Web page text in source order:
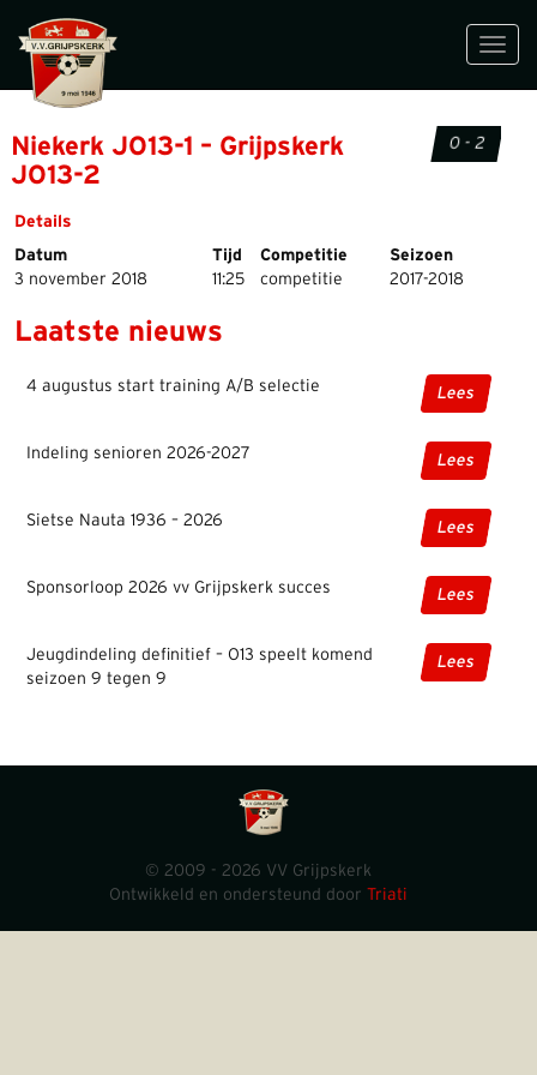
Niekerk JO13-1 – Grijpskerk
JO13-2
0 - 2
Details
Datum
Tijd Competitie
Seizoen
3 november 2018
11:25 competitie 2017-2018
Laatste nieuws
4 augustus start training A/B selectie Lees
Indeling senioren 2026-2027 Lees
Sietse Nauta 1936 – 2026 Lees
Sponsorloop 2026 vv Grijpskerk succes Lees
Jeugdindeling definitief – O13 speelt komend
seizoen 9 tegen 9
Lees
© 2009 - 2026 VV Grijpskerk
Ontwikkeld en ondersteund door Triati